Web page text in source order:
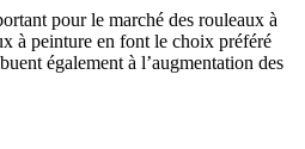
pour le marché des rouleaux à
à peinture en font le choix préféré
également à l’augmentation des